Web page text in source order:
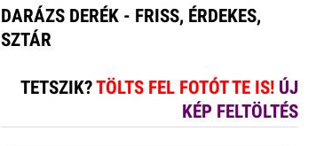
DARÁZS DERÉK - FRISS, ÉRDEKES,
SZTÁR
TETSZIK?TÖLTS FEL FOTÓT TE IS! ÚJ
KÉP FELTÖLTÉS